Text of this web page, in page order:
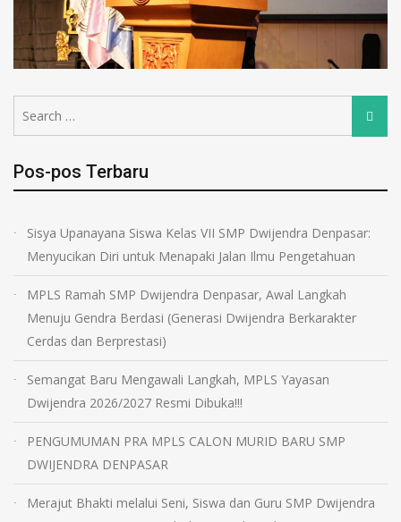
Pos-pos Terbaru
Sisya Upanayana Siswa Kelas VII SMP Dwijendra Denpasar:
Menyucikan Diri untuk Menapaki Jalan Ilmu Pengetahuan
MPLS Ramah SMP Dwijendra Denpasar, Awal Langkah
Menuju Gendra Berdasi (Generasi Dwijendra Berkarakter
Cerdas dan Berprestasi)
Semangat Baru Mengawali Langkah, MPLS Yayasan
Dwijendra 2026/2027 Resmi Dibuka!!!
PENGUMUMAN PRA MPLS CALON MURID BARU SMP
DWIJENDRA DENPASAR
Merajut Bhakti melalui Seni, Siswa dan Guru SMP Dwijendra